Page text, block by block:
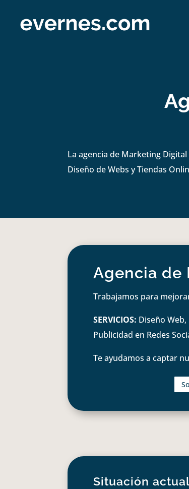
La agencia de Marketing
Diseño de Webs y Tiendas
Agencia de
Trabajamos para
SERVICIOS: Diseño
Publicidad en Redes
Te ayudamos a captar
Situación actual